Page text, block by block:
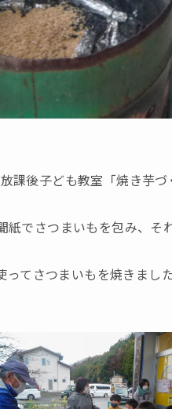
課後子ども教室「焼き芋づ
でさつまいもを包み、そ
てさつまいもを焼きまし